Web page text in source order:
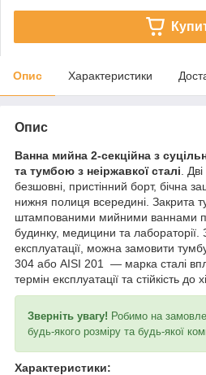
Опис Характеристики
Опис
Ванна мийна 2-секційна з
та тумбою з неіржавкої сталі .
безшовні, пристінний борт, бічна
нижня полиця всередині. Закрита
штампованими мийними ваннами
будинку, медицини та лабораторії.
експлуатації, можна замовити
304 або AISI 201 — марка сталі
термін експлуатації та стійкість до
Зверніть увагу! Робимо на
будь-якого розміру та будь-якої
Характеристики: